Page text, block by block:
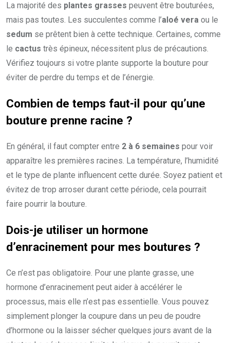
La majorité des plantes grasses peuvent être bouturées,
mais pas toutes. Les succulentes comme l’aloé vera ou le
sedum se prêtent bien à cette technique. Certaines, comme
le cactus très épineux, nécessitent plus de précautions.
Vérifiez toujours si votre plante supporte la bouture pour
éviter de perdre du temps et de l’énergie.
Combien de temps faut-il pour qu’une
bouture prenne racine ?
En général, il faut compter entre 2 à 6 semaines pour voir
apparaître les premières racines. La température, l’humidité
et le type de plante influencent cette durée. Soyez patient et
évitez de trop arroser durant cette période, cela pourrait
faire pourrir la bouture.
Dois-je utiliser un hormone
d’enracinement pour mes boutures ?
Ce n’est pas obligatoire. Pour une plante grasse, une
hormone d’enracinement peut aider à accélérer le
processus, mais elle n’est pas essentielle. Vous pouvez
simplement plonger la coupure dans un peu de poudre
d’hormone ou la laisser sécher quelques jours avant de la